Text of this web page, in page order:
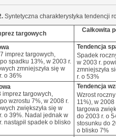
Syntetyczna charakterystyka tendencji
targowych
Całkowita
imprez targowych,
spadku 13%, w 2003 r.
zmniejszyła się w
o 36%
Tendencja
Spadek
w 2003 r.
zmniejszyła
r. o 53%
imprez targowych,
wzrostu 7%, w 2008 r.
zwiększyła się w
o 39%. Nadal jednak w
nastąpił spadek o blisko
Tendencja
Wzrost
11%), w
targowa
do 2003 r. o
stosunku do
o blisko 7%